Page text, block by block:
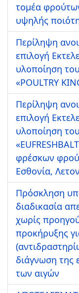
τομέα
υψηλής
Περίληψη
επιλογή
υλοποίηση
«POULTRY
Περίληψη
επιλογή
υλοποίηση
φρέσκων
Εσθονία,
Πρόσκληση
διαδικασία
χωρίς
προκήρυξης
διάγνωση της
των αιγών